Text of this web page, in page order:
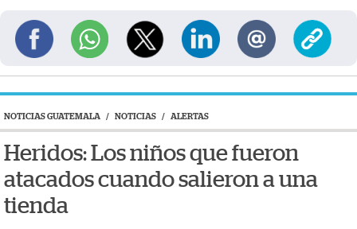
NOTICIAS GUATEMALA / NOTICIAS / ALERTAS
Heridos: Los niños que fueron
atacados cuando salieron a una
tienda